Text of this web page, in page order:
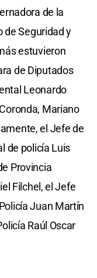
de la
de Seguridad y
estuvieron
de Diputados
Leonardo
Mariano
el Jefe de
de policía Luis
Provincia
Filchel, el Jefe
Juan Martín
Raúl Oscar